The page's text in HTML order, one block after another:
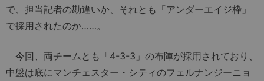
で、担当記者の勘違いか、それとも「アンダーエイジ枠」
で採用されたのか……。
今回、両チームとも「4-3-3」の布陣が採用されており、
中盤は底にマンチェスター・シティのフェルナンジーニョ